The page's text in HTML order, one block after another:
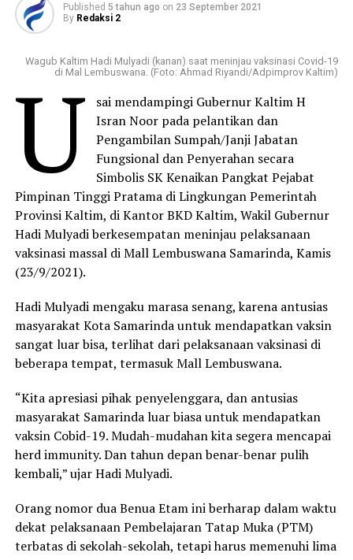
Published 5 tahun ago on 23 September 2021
By Redaksi 2
Wagub Kaltim Hadi Mulyadi (kanan) saat meninjau vaksinasi Covid-19
di Mal Lembuswana. (Foto: Ahmad Riyandi/Adpimprov Kaltim)
U
sai mendampingi Gubernur Kaltim H
Isran Noor pada pelantikan dan
Pengambilan Sumpah/Janji Jabatan
Fungsional dan Penyerahan secara
Simbolis SK Kenaikan Pangkat Pejabat
Pimpinan Tinggi Pratama di Lingkungan Pemerintah
Provinsi Kaltim, di Kantor BKD Kaltim, Wakil Gubernur
Hadi Mulyadi berkesempatan meninjau pelaksanaan
vaksinasi massal di Mall Lembuswana Samarinda, Kamis
(23/9/2021).
Hadi Mulyadi mengaku marasa senang, karena antusias
masyarakat Kota Samarinda untuk mendapatkan vaksin
sangat luar bisa, terlihat dari pelaksanaan vaksinasi di
beberapa tempat, termasuk Mall Lembuswana.
“Kita apresiasi pihak penyelenggara, dan antusias
masyarakat Samarinda luar biasa untuk mendapatkan
vaksin Cobid-19. Mudah-mudahan kita segera mencapai
herd immunity. Dan tahun depan benar-benar pulih
kembali,” ujar Hadi Mulyadi.
Orang nomor dua Benua Etam ini berharap dalam waktu
dekat pelaksanaan Pembelajaran Tatap Muka (PTM)
terbatas di sekolah-sekolah, tetapi harus memenuhi lima